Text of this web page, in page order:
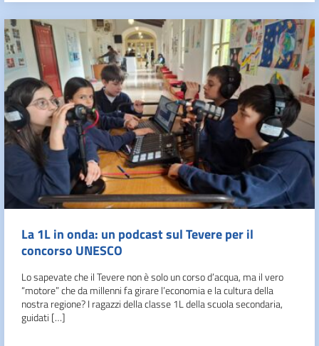
La 1L in onda: un podcast sul Tevere per il
concorso UNESCO
Lo sapevate che il Tevere non è solo un corso d’acqua, ma il vero
“motore” che da millenni fa girare l’economia e la cultura della
nostra regione? I ragazzi della classe 1L della scuola secondaria,
guidati […]